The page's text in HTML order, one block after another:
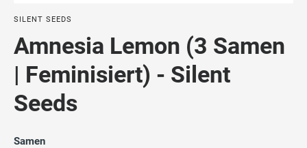
Amnesia Lemon (3 Samen
| Feminisiert) - Silent
Seeds
SILENT SEEDS
Samen